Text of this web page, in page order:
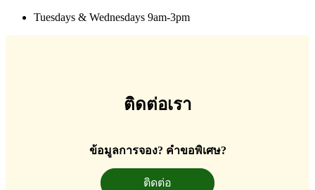
Tuesdays & Wednesdays 9am-3pm
ติดต่อเรา
ข้อมูลการจอง? คำขอพิเศษ?
ติดต่อ